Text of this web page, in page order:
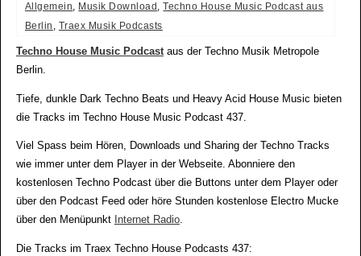
Allgemein, Musik Download ,Techno House Music Podcast aus
Berlin , Traex Musik Podcasts
Techno House Music Podcastaus der Techno Musik Metropole
Berlin.
Tiefe, dunkle Dark Techno Beats und Heavy Acid House Music bieten
die Tracks im Techno House Music Podcast 437.
Viel Spass beim Hören, Downloads und Sharing der Techno Tracks
wie immer unter dem Player in der Webseite. Abonniere den
kostenlosen Techno Podcast über die Buttons unter dem Player oder
über den Podcast Feed oder höre Stunden kostenlose Electro Mucke
über den Menüpunkt Internet Radio.
Die Tracks im Traex Techno House Podcasts 437: